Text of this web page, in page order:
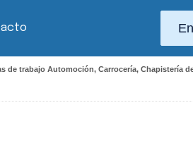
de trabajo Automoción, Carrocería, Chapistería